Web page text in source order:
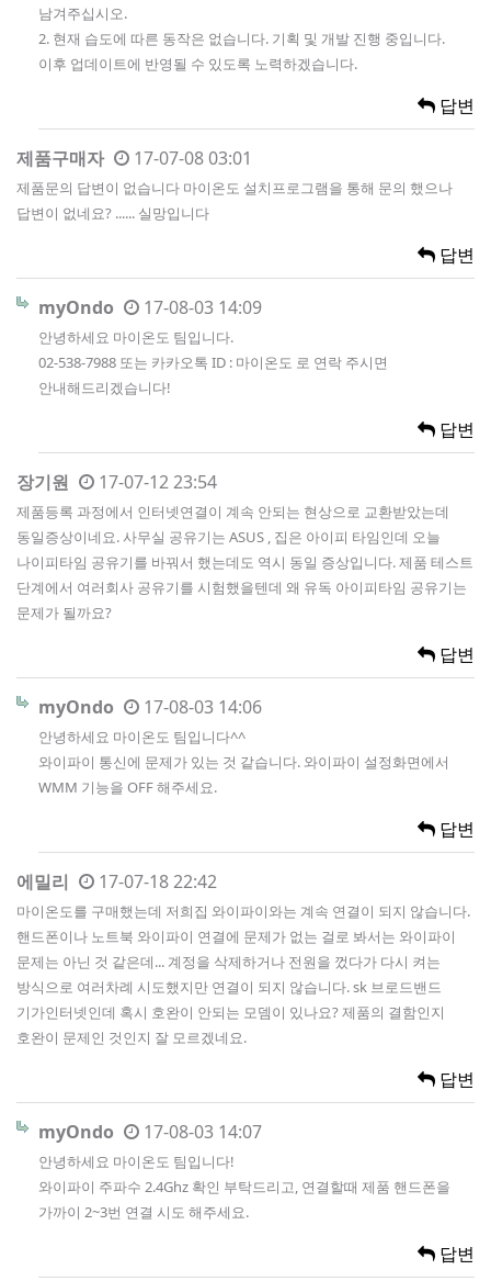
남겨주십시오.
2. 현재 습도에 따른 동작은 없습니다. 기획 및 개발 진행 중입니다.
이후 업데이트에 반영될 수 있도록 노력하겠습니다.
답변
제품구매자 17-07-08 03:01
제품문의 답변이 없습니다 마이온도 설치프로그램을 통해 문의 했으나
답변이 없네요? ...... 실망입니다
답변
myOndo 17-08-03 14:09
안녕하세요 마이온도 팀입니다.
02-538-7988 또는 카카오톡 ID : 마이온도 로 연락 주시면
안내해드리겠습니다!
답변
장기원 17-07-12 23:54
제품등록 과정에서 인터넷연결이 계속 안되는 현상으로 교환받았는데
동일증상이네요. 사무실 공유기는 ASUS , 집은 아이피 타임인데 오늘
나이피타임 공유기를 바꿔서 했는데도 역시 동일 증상입니다. 제품 테스트
단계에서 여러회사 공유기를 시험했을텐데 왜 유독 아이피타임 공유기는
문제가 될까요?
답변
myOndo 17-08-03 14:06
안녕하세요 마이온도 팀입니다^^
와이파이 통신에 문제가 있는 것 같습니다. 와이파이 설정화면에서
WMM 기능을 OFF 해주세요.
답변
에밀리 17-07-18 22:42
마이온도를 구매했는데 저희집 와이파이와는 계속 연결이 되지 않습니다.
핸드폰이나 노트북 와이파이 연결에 문제가 없는 걸로 봐서는 와이파이
문제는 아닌 것 같은데... 계정을 삭제하거나 전원을 껐다가 다시 켜는
방식으로 여러차례 시도했지만 연결이 되지 않습니다. sk 브로드밴드
기가인터넷인데 혹시 호완이 안되는 모뎀이 있나요? 제품의 결함인지
호완이 문제인 것인지 잘 모르겠네요.
답변
myOndo 17-08-03 14:07
안녕하세요 마이온도 팀입니다!
와이파이 주파수 2.4Ghz 확인 부탁드리고, 연결할때 제품 핸드폰을
가까이 2~3번 연결 시도 해주세요.
답변